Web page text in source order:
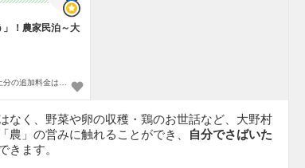
」！農家民泊～大
なく、野菜や卵の収穫・鶏のお世話など、大野村
農」の営みに触れることができ、
自分でさばいた
きます。